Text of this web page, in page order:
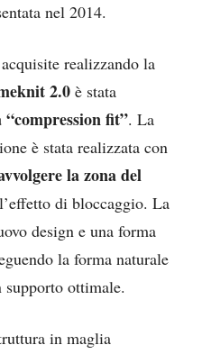
nel 2014.
realizzando la
2.0 è stata
“compression fit”. La
è stata realizzata con
la zona del
di bloccaggio. La
design e una forma
la forma naturale
supporto ottimale.
in maglia